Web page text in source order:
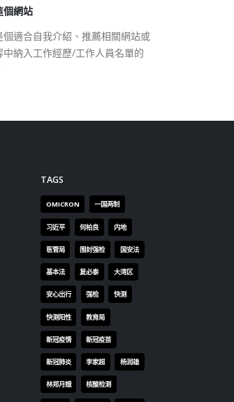
個網站
個適合自我介紹、推薦相關網站或
中納入工作經歷/工作人員名單的
TAGS
OMICRON 一国两制
习近平 何柏良 内地
医管局 围封强检 国安法
基本法 复必泰 大湾区
安心出行 强检 快测
快测阳性 教育局
新冠疫情 新冠疫苗
新冠肺炎 李家超 杨润雄
林郑月娥 核酸检测